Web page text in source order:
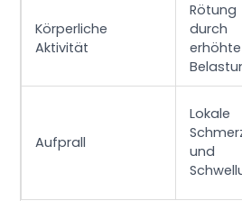
Körperliche
Aktivität
Rötung
durch
erhöhte
Aufprall
Lokale
und